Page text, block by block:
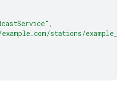
,
stations/